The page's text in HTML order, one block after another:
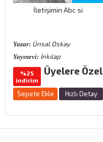
İletişimin Abc si
Yazar: Ünsal Oskay
Yayınevi: İnkılap
%25
indirim
Üyelere Özel
Sepete Ekle Hızlı Detay